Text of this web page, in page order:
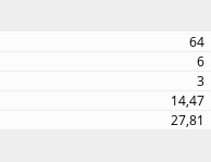
64
6
3
14,47
27,81